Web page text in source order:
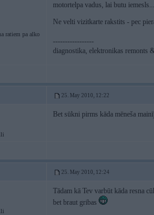
ratiem pa alko
motortelpa vadus, lai butu
Ne velti vizitkarte rakstits - pec
-----------------
diagnostika, elektronikas remonts
25. May 2010, 12:22
Bet sūkni pirms kāda mēneša
25. May 2010, 12:24
Tādam kā Tev varbūt kāda resna
bet braut gribas